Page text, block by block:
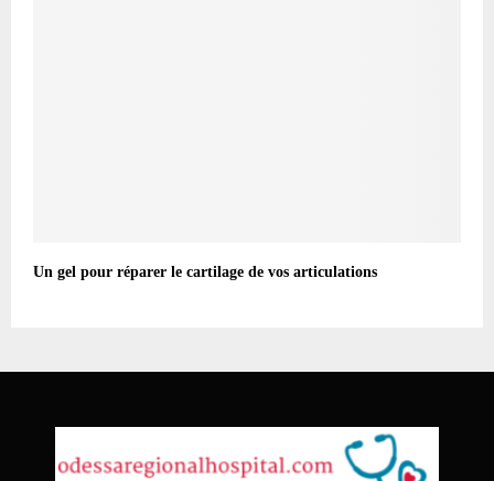
Un gel pour réparer le cartilage de vos articulations